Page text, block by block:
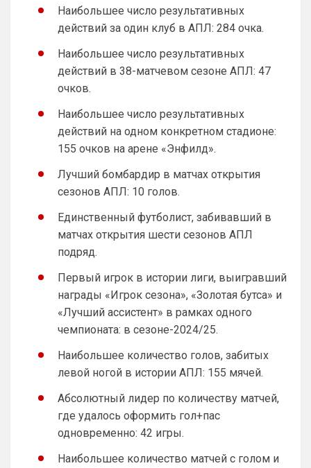
Наибольшее число результативных
действий за один клуб в АПЛ: 284 очка.
Наибольшее число результативных
действий в 38-матчевом сезоне АПЛ: 47
очков.
Наибольшее число результативных
действий на одном конкретном стадионе:
155 очков на арене «Энфилд».
Лучший бомбардир в матчах открытия
сезонов АПЛ: 10 голов.
Единственный футболист, забивавший в
матчах открытия шести сезонов АПЛ
подряд.
Первый игрок в истории лиги, выигравший
награды «Игрок сезона», «Золотая бутса» и
«Лучший ассистент» в рамках одного
чемпионата: в сезоне-2024/25.
Наибольшее количество голов, забитых
левой ногой в истории АПЛ: 155 мячей.
Абсолютный лидер по количеству матчей,
где удалось оформить гол+пас
одновременно: 42 игры.
Наибольшее количество матчей с голом и
Ух, сколько же здесь синего общества...ну
ничего, скоро окрасим все в красный,
собственно как и сам сайт, он же красно-б
Е6альник свой с красный покрась,
чучело.
SkaVik• 00:45
ну пользователь будет иметь возможность
прям на главной странице выбрать те
новости, которые он хочет читать.
Тогда хз, о чем человек.
Кстати ещё одна идея , добавить
несколько блоков чата, например
общий …дабы избежать неизбежного
срача )
Я попытался нормально вчера с
болельщиком Арсенала пообщаться , но
потом всю ночь не мог уснуть и сейчас
Ответ для Аристократ
Кстати ещё одна идея , добавить несколько
фанатов Челси , и общий …дабы избежать
не знаю, смогу ли реализовать.
Посмотрю.